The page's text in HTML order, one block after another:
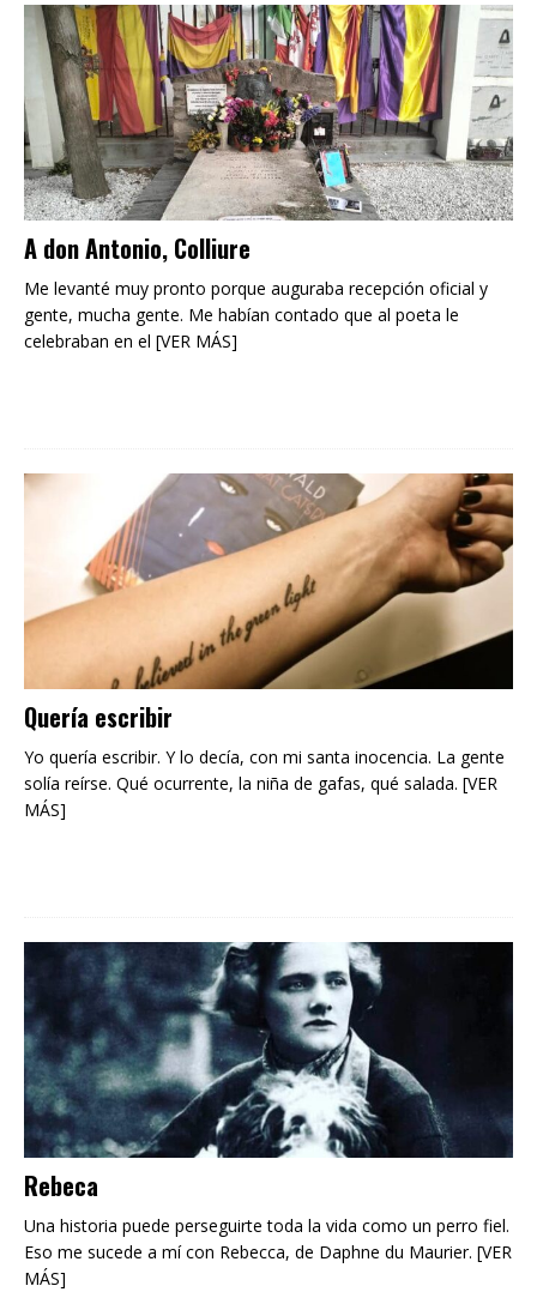
A don Antonio, Colliure
Me levanté muy pronto porque auguraba recepción oficial y
gente, mucha gente. Me habían contado que al poeta le
celebraban en el [VER MÁS]
Quería escribir
Yo quería escribir. Y lo decía, con mi santa inocencia. La gente
solía reírse. Qué ocurrente, la niña de gafas, qué salada. [VER
MÁS]
Rebeca
Una historia puede perseguirte toda la vida como un perro fiel.
Eso me sucede a mí con Rebecca, de Daphne du Maurier. [VER
MÁS]